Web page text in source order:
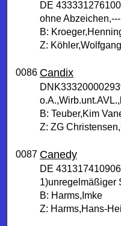
DE
ohne Abzeichen,---
B:
Z: Köhler,Wolfgang
0086 Candix
B: Teuber,Kim
Z: ZG
0087 Canedy
DE
1)unregelmäßiger
B: Harms,Imke
Z: Harms,Hans-